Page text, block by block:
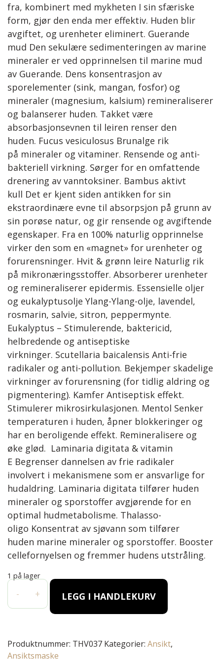
fra, kombinert med mykheten I sin sfæriske
form, gjør den enda mer effektiv. Huden blir
avgiftet, og urenheter eliminert. Guerande
mud Den sekulære sedimenteringen av marine
mineraler er ved opprinnelsen til marine mud
av Guerande. Dens konsentrasjon av
sporelementer (sink, mangan, fosfor) og
mineraler (magnesium, kalsium) remineraliserer
og balanserer huden. Takket være
absorbasjonsevnen til leiren renser den
huden. Fucus vesiculosus Brunalge rik
på mineraler og vitaminer. Rensende og anti-
bakteriell virkning. Sørger for en omfattende
drenering av vanntoksiner. Bambus aktivt
kull Det er kjent siden antikken for sin
ekstraordinære evne til absorpsjon på grunn av
sin porøse natur, og gir rensende og avgiftende
egenskaper. Fra en 100% naturlig opprinnelse
virker den som en «magnet» for urenheter og
forurensninger. Hvit & grønn leire Naturlig rik
på mikronæringsstoffer. Absorberer urenheter
og remineraliserer epidermis. Essensielle oljer
og eukalyptusolje Ylang-Ylang-olje, lavendel,
rosmarin, salvie, sitron, peppermynte.
Eukalyptus – Stimulerende, baktericid,
helbredende og antiseptiske
virkninger. Scutellaria baicalensis Anti-frie
radikaler og anti-pollution. Bekjemper skadelige
virkninger av forurensning (for tidlig aldring og
pigmentering). Kamfer Antiseptisk effekt.
Stimulerer mikrosirkulasjonen. Mentol Senker
temperaturen i huden, åpner blokkeringer og
har en beroligende effekt. Remineralisere og
øke glød. Laminaria digitata & vitamin
E Begrenser dannelsen av frie radikaler
involvert i mekanismene som er ansvarlige for
hudaldring. Laminaria digitata tilfører huden
mineraler og sporstoffer avgjørende for en
optimal hudmetabolisme. Thalasso-
oligo Konsentrat av sjøvann som tilfører
huden marine mineraler og sporstoffer. Booster
cellefornyelsen og fremmer hudens utstråling.
1 på lager
DETOX SCRUB MASK W/ GUERANDE MUD (50 ML) antall
- + LEGG I HANDLEKURV
Produktnummer: THV037 Kategorier: Ansikt,
Ansiktsmaske